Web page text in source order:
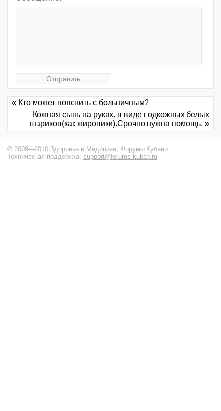
« Кто может пояснить с больничным?
Кожная сыпь на руках. в виде подкожных белых
шариков(как жировики).Срочно нужна помощь. »
© 2009—2010 Здоровье и Медицина, Форумы Кубани.
Техническая поддержка: support@forums-kuban.ru